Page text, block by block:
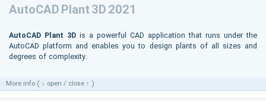
AutoCAD Plant 3D 2021
AutoCAD Plant 3D is a powerful CAD application that runs under the
AutoCAD platform and enables you to design plants of all sizes and
degrees of complexity.
More info ( ↓ open / close ↑ )